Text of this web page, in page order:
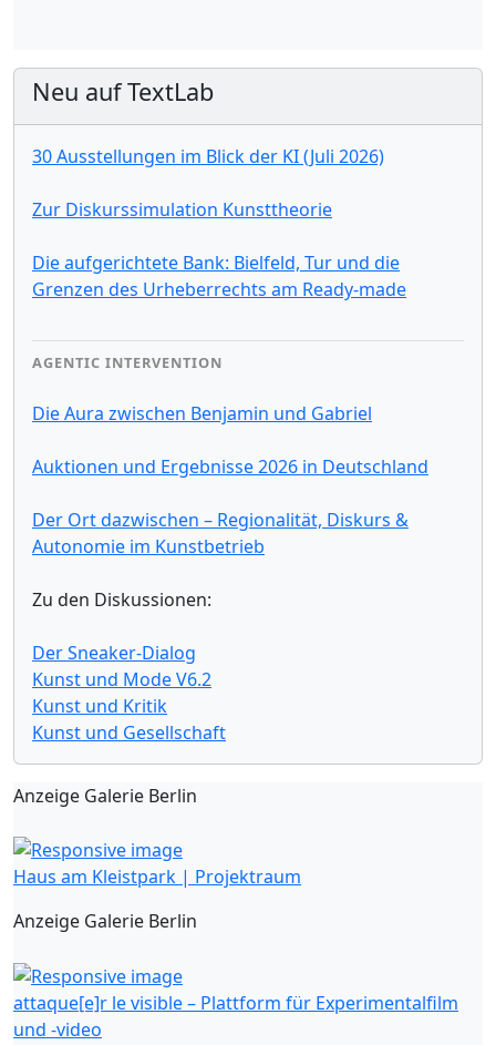
Neu auf TextLab
30 Ausstellungen im Blick der KI (Juli 2026)
Zur Diskurssimulation Kunsttheorie
Die aufgerichtete Bank: Bielfeld, Tur und die
Grenzen des Urheberrechts am Ready-made
AGENTIC INTERVENTION
Die Aura zwischen Benjamin und Gabriel
Auktionen und Ergebnisse 2026 in Deutschland
Der Ort dazwischen – Regionalität, Diskurs &
Autonomie im Kunstbetrieb
Zu den Diskussionen:
Der Sneaker-Dialog
Kunst und Mode V6.2
Kunst und Kritik
Kunst und Gesellschaft
Anzeige Galerie Berlin
Haus am Kleistpark | Projektraum
Anzeige Galerie Berlin
attaque[e]r le visible – Plattform für Experimentalfilm
und -video